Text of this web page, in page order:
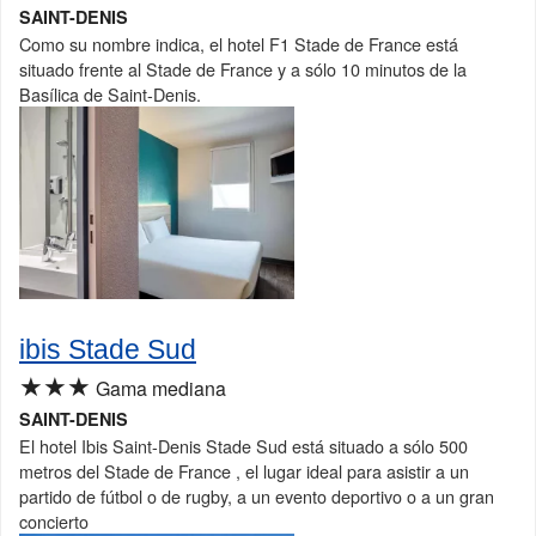
SAINT-DENIS
Como su nombre indica, el hotel F1 Stade de France está
situado frente al Stade de France y a sólo 10 minutos de la
Basílica de Saint-Denis.
ibis Stade Sud
★★★ Gama mediana
SAINT-DENIS
El hotel Ibis Saint-Denis Stade Sud está situado a sólo 500
metros del Stade de France , el lugar ideal para asistir a un
partido de fútbol o de rugby, a un evento deportivo o a un gran
concierto